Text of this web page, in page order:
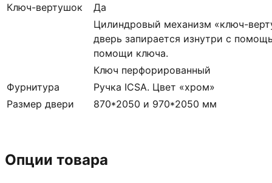
Ключ-вертушок
Да
Цилиндровый механизм «ключ-
дверь запирается изнутри с
помощи ключа.
Ключ перфорированный
Фурнитура
Ручка ICSA. Цвет «хром»
Размер двери
870*2050 и 970*2050 мм
Опции товара